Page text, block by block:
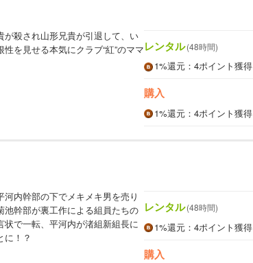
殺され山形兄貴が引退して、い
を見せる本気にクラブ“紅”のママレンタル(48時間)
1%還元 ：4ポイント獲得
購入
1%還元 ：4ポイント獲得
内幹部の下でメキメキ男を売り
幹部が裏工作による組員たちの
で一転、平河内が渚組新組長に
に！？
レンタル(48時間)
1%還元 ：4ポイント獲得
購入